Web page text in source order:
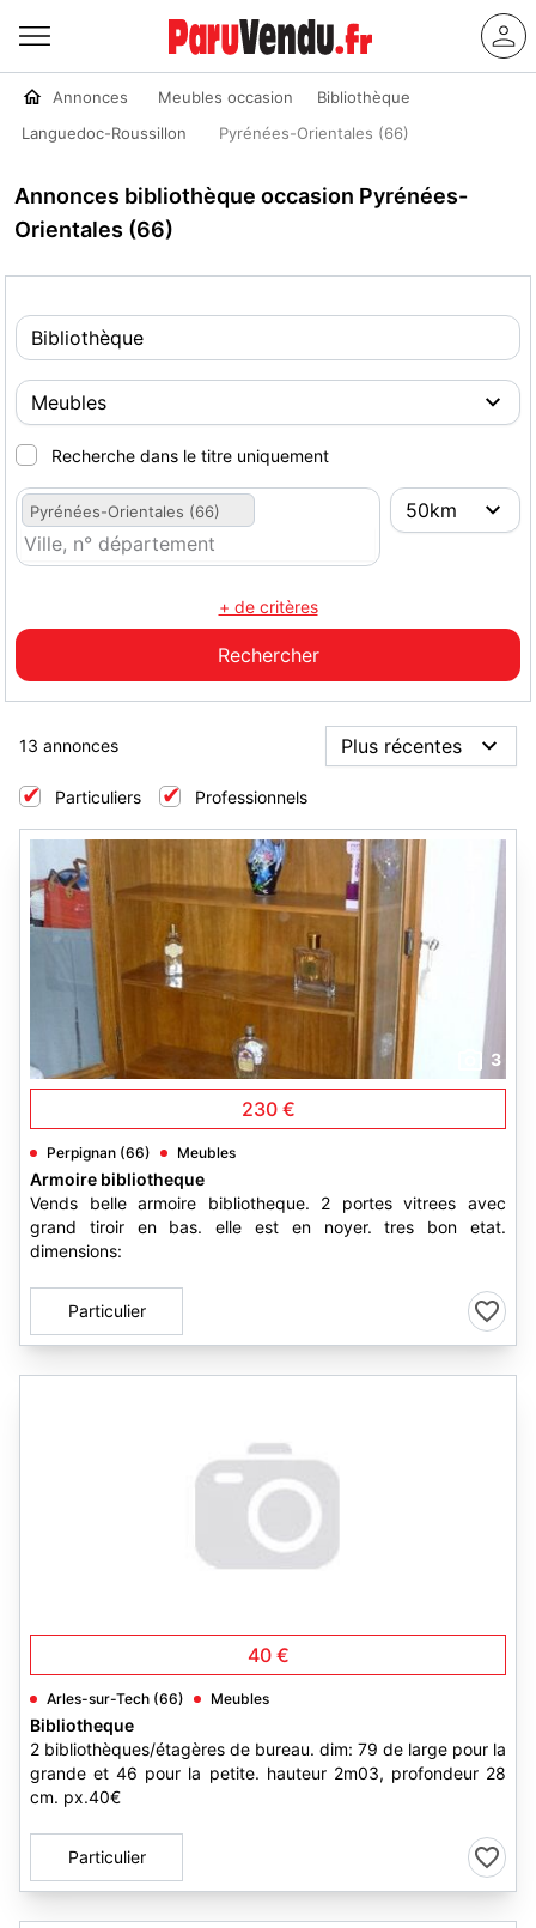
Annonces Meubles occasion
Bibliothèque
Languedoc-Roussillon
Pyrénées-Orientales (66)
Annonces bibliothèque occasion Pyrénées-
Orientales (66)
Recherche dans le titre uniquement
Pyrénées-Orientales (66)
+ de critères
13 annonces
Particuliers Professionnels
3
230 €
Perpignan (66) Meubles
Armoire bibliotheque
Vends belle armoire bibliotheque. 2 portes vitrees avec
grand tiroir en bas. elle est en noyer. tres bon etat.
dimensions:
Particulier
40 €
Arles-sur-Tech (66) Meubles
Bibliotheque
2 bibliothèques/étagères de bureau. dim: 79 de large pour la
grande et 46 pour la petite. hauteur 2m03, profondeur 28
cm. px.40€
Particulier